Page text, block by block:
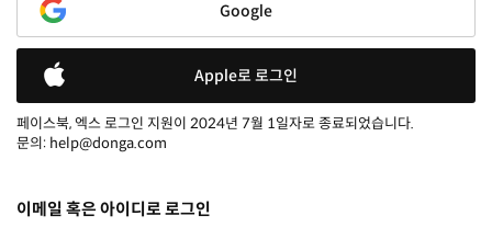
Google
Apple로 로그인
페이스북, 엑스 로그인 지원이 2024년 7월 1일자로 종료되었습니다.
문의: help@donga.com
이메일 혹은 아이디로 로그인